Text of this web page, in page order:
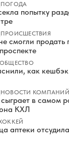
ПОГОДА
попытку
ПРОИСШЕСТВИЯ
смогли продать
ОБЩЕСТВО
как
НОВОСТИ КОМПАНИЙ
в самом
КХЛ
аптеки